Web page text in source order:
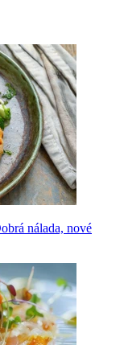
nálada, nové